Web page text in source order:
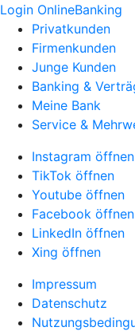
Login OnlineBanking
Privatkunden
Firmenkunden
Junge Kunden
Banking &
Meine Bank
Service &
Instagram öffnen
TikTok öffnen
Youtube öffnen
Facebook öffnen
LinkedIn öffnen
Xing öffnen
Impressum
Datenschutz